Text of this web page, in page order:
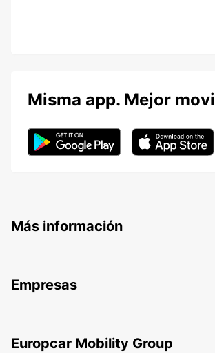
Misma app. Mejor
Más información
Empresas
Europcar Mobility Group